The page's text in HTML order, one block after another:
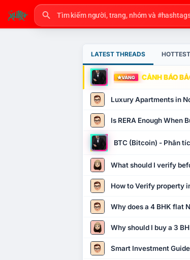
LATEST THREADS
VÀNG CẢNH BÁO
Luxury Apartments in
Is RERA Enough When
BTC (Bitcoin) - Phân
What should I verify
How to Verify property
Why does a 4 BHK flat
Why should I buy a 3
Smart Investment